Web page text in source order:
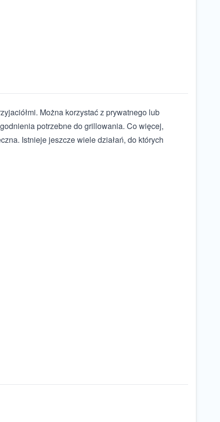
Można korzystać z prywatnego lub
potrzebne do grillowania. Co więcej,
Istnieje jeszcze wiele działań, do których